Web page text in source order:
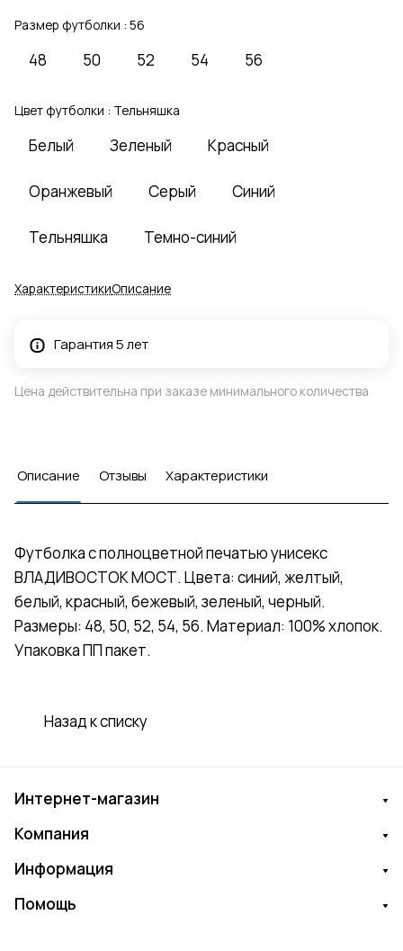
Размер футболки : 56
48 50 52 54 56
Цвет футболки : Тельняшка
Белый Зеленый Красный
Оранжевый Серый Синий
Тельняшка Темно-синий
ХарактеристикиОписание
Гарантия 5 лет
Цена действительна при заказе минимального количества
Описание Отзывы Характеристики
Футболка с полноцветной печатью унисекс
ВЛАДИВОСТОК МОСТ. Цвета: синий, желтый,
белый, красный, бежевый, зеленый, черный.
Размеры: 48, 50, 52, 54, 56. Материал: 100% хлопок.
Упаковка ПП пакет.
Назад к списку
Интернет-магазин
Компания
Информация
Помощь